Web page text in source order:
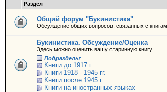
Раздел
Общий форум "Букинистика"
Обсуждение общих вопросов, связанных с
Букинистика. Обсуждение/Оценка
Здесь можно оценить вашу старинную книгу
Подразделы:
Книги до 1917 г.
Книги 1918 - 1945 гг.
Книги после 1945 г.
Книги на иностранных языках